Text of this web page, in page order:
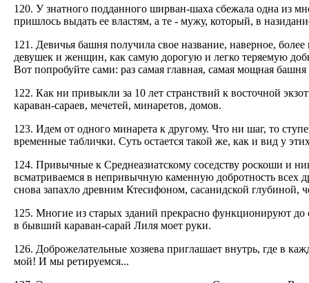
120. У знатного подданного ширван-шаха сбежала одна из
пришлось выдать ее властям, а те - мужу, который, в
121. Девичья башня получила свое название, наверное,
девушек и женщин, как самую дорогую и легко теряемую
Вот попробуйте сами: раз самая главная, самая мощная
122. Как ни привыкли за 10 лет странствий к восточной
караван-capaев, мечетей, минаретов, домов.
123. Идем от одного минарета к другому. Что ни шаг, то
временные таблички. Суть остается такой же, как и вид у
124. Привычные к Среднеазиатскому соседству роскоши и
всматриваемся в непривычную каменную добротность всех
снова запахло древним Ктесифоном, сасанидской глубиной,
125. Многие из старых зданий прекрасно функционируют
в бывший караван-сарай Лиля моет руки.
126. Доброжелательные хозяева приглашает внутрь, где в
мой! И мы ретируемся...